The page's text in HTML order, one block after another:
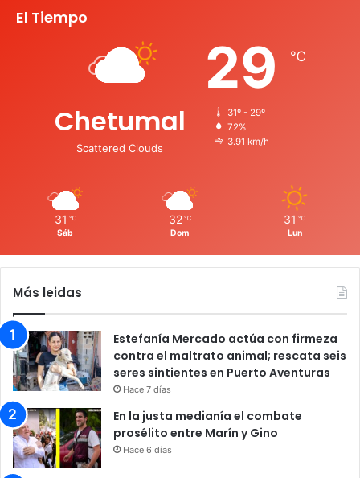
El Tiempo
Chetumal
Scattered Clouds
29 ℃
31º - 29º
72%
3.91 km/h
31 ℃
Sáb
32 ℃
Dom
31 ℃
Lun
Más leidas
Estefanía Mercado actúa con firmeza
contra el maltrato animal; rescata seis
seres sintientes en Puerto Aventuras
Hace 7 días
En la justa medianía el combate
prosélito entre Marín y Gino
Hace 6 días